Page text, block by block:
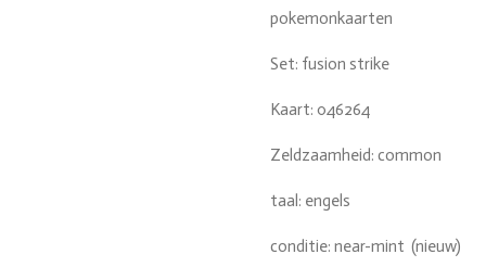
pokemonkaarten
Set: fusion strike
Kaart: 046264
Zeldzaamheid: common
taal: engels
conditie: near-mint (nieuw)